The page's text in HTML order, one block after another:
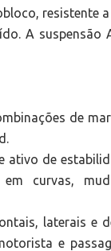
resistente
A suspensão
de
ativo de
curvas,
laterais e
e